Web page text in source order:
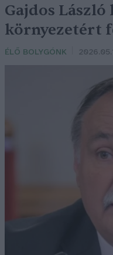
Gajdos László
környezetért
ÉLŐ BOLYGÓNK